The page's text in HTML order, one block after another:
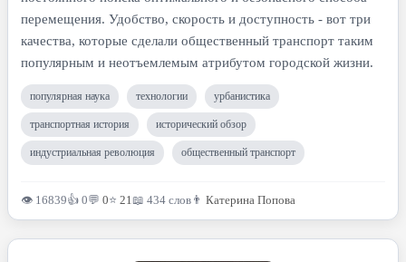
перемещения. Удобство, скорость и доступность - вот три
качества, которые сделали общественный транспорт таким
популярным и неотъемлемым атрибутом городской жизни.
популярная наука технологии урбанистика
транспортная история исторический обзор
индустриальная революция общественный транспорт
👁 16839👍 0💬 0⭐ 21📖 434 слов 👨 Катерина Попова